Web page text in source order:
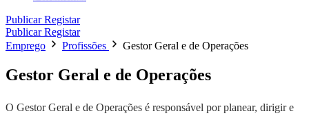
PublicarRegistar
PublicarRegistar
Emprego
Profissões Gestor Geral e de Operações
Gestor Geral e de Operações
O Gestor Geral e de Operações é responsável por planear, dirigir e